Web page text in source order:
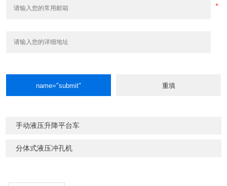
手动液压升降平台车
分体式液压冲孔机